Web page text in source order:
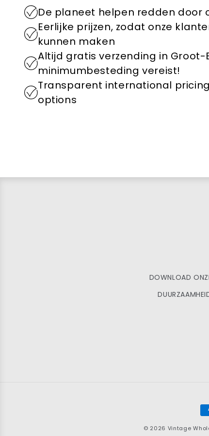
De planeet helpen redden door
Eerlijke prijzen, zodat onze
kunnen maken
Altijd gratis verzending in Groot-
minimumbesteding vereist!
Transparent international
options
DOWNLOAD
© 2026 Vintage